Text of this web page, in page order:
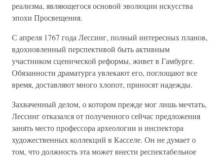
реализма, являющегося основой эволюции искусства
эпохи Просвещения.
С апреля 1767 года Лессинг, полный интересных планов,
вдохновленный перспективой быть активным
участником сценической реформы, живет в Гамбурге.
Обязанности драматурга увлекают его, поглощают все
время, доставляют много хлопот, приносят надежды.
Захваченный делом, о котором прежде мог лишь мечтать,
Лессинг отказался от полученного сейчас предложения
занять место профессора археологии и инспектора
художественных коллекций в Касселе. Он не думает о
том, что должность эта может внести респектабельное